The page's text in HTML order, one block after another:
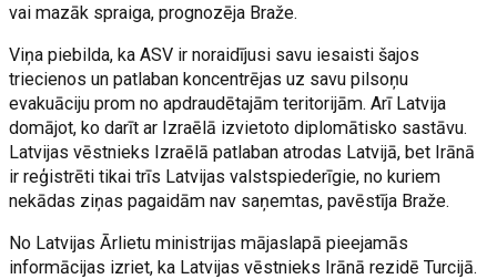
vai mazāk spraiga, prognozēja Braže.
Viņa piebilda, ka ASV ir noraidījusi savu iesaisti šajos
triecienos un patlaban koncentrējas uz savu pilsoņu
evakuāciju prom no apdraudētajām teritorijām. Arī Latvija
domājot, ko darīt ar Izraēlā izvietoto diplomātisko sastāvu.
Latvijas vēstnieks Izraēlā patlaban atrodas Latvijā, bet Irānā
ir reģistrēti tikai trīs Latvijas valstspiederīgie, no kuriem
nekādas ziņas pagaidām nav saņemtas, pavēstīja Braže.
No Latvijas Ārlietu ministrijas mājaslapā pieejamās
informācijas izriet, ka Latvijas vēstnieks Irānā rezidē Turcijā.